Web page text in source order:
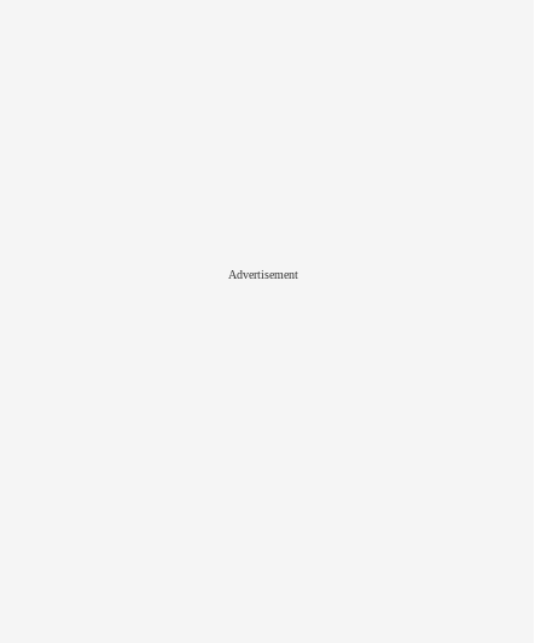
Advertisement